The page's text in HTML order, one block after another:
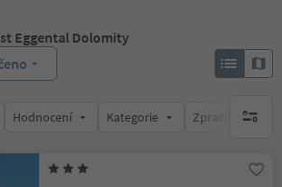
Eggental Dolomity
Hodnocení Kategorie Zpracovávábrak